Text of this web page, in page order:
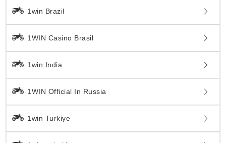
1win Brazil
1WIN Casino Brasil
1win India
1WIN Official In Russia
1win Turkiye